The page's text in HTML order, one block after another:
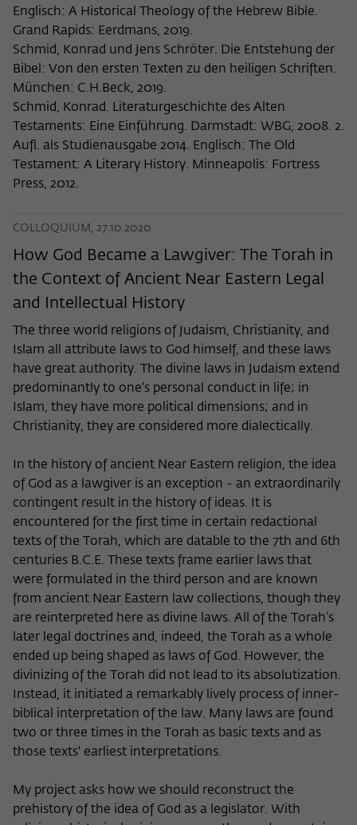
Englisch: A Historical Theology of the Hebrew Bible.
Grand Rapids: Eerdmans, 2019.
Schmid, Konrad und Jens Schröter. Die Entstehung der
Bibel: Von den ersten Texten zu den heiligen Schriften.
München: C.H.Beck, 2019.
Schmid, Konrad. Literaturgeschichte des Alten
Testaments: Eine Einführung. Darmstadt: WBG, 2008. 2.
Aufl. als Studienausgabe 2014. Englisch: The Old
Testament: A Literary History. Minneapolis: Fortress
Press, 2012.
COLLOQUIUM, 27.10.2020
How God Became a Lawgiver: The Torah in
the Context of Ancient Near Eastern Legal
and Intellectual History
The three world religions of Judaism, Christianity, and
Islam all attribute laws to God himself, and these laws
have great authority. The divine laws in Judaism extend
predominantly to one's personal conduct in life; in
Islam, they have more political dimensions; and in
Christianity, they are considered more dialectically.
In the history of ancient Near Eastern religion, the idea
of God as a lawgiver is an exception - an extraordinarily
contingent result in the history of ideas. It is
encountered for the first time in certain redactional
texts of the Torah, which are datable to the 7th and 6th
centuries B.C.E. These texts frame earlier laws that
were formulated in the third person and are known
from ancient Near Eastern law collections, though they
are reinterpreted here as divine laws. All of the Torah’s
later legal doctrines and, indeed, the Torah as a whole
ended up being shaped as laws of God. However, the
divinizing of the Torah did not lead to its absolutization.
Instead, it initiated a remarkably lively process of inner-
biblical interpretation of the law. Many laws are found
two or three times in the Torah as basic texts and as
those texts' earliest interpretations.
My project asks how we should reconstruct the
prehistory of the idea of God as a legislator. With